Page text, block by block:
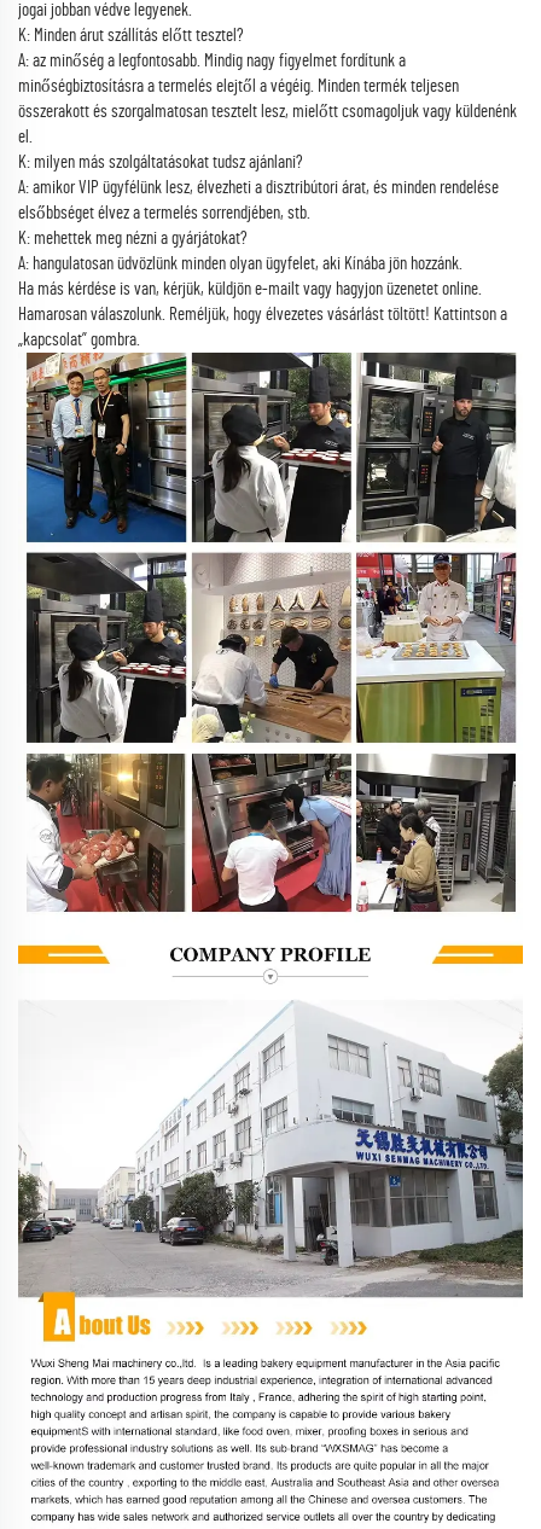
jogai jobban védve legyenek.
K: Minden árut szállítás előtt tesztel?
A: az minőség a legfontosabb. Mindig nagy figyelmet fordítunk a
minőségbiztosításra a termelés elejtől a végéig. Minden termék teljesen
összerakott és szorgalmatosan tesztelt lesz, mielőtt csomagoljuk vagy küldenénk
el.
K: milyen más szolgáltatásokat tudsz ajánlani?
A: amikor VIP ügyfélünk lesz, élvezheti a disztribútori árat, és minden rendelése
elsőbbséget élvez a termelés sorrendjében, stb.
K: mehettek meg nézni a gyárjátokat?
A: hangulatosan üdvözlünk minden olyan ügyfelet, aki Kínába jön hozzánk.
Ha más kérdése is van, kérjük, küldjön e-mailt vagy hagyjon üzenetet online.
Hamarosan válaszolunk. Reméljük, hogy élvezetes vásárlást töltött! Kattintson a
„kapcsolat” gombra.